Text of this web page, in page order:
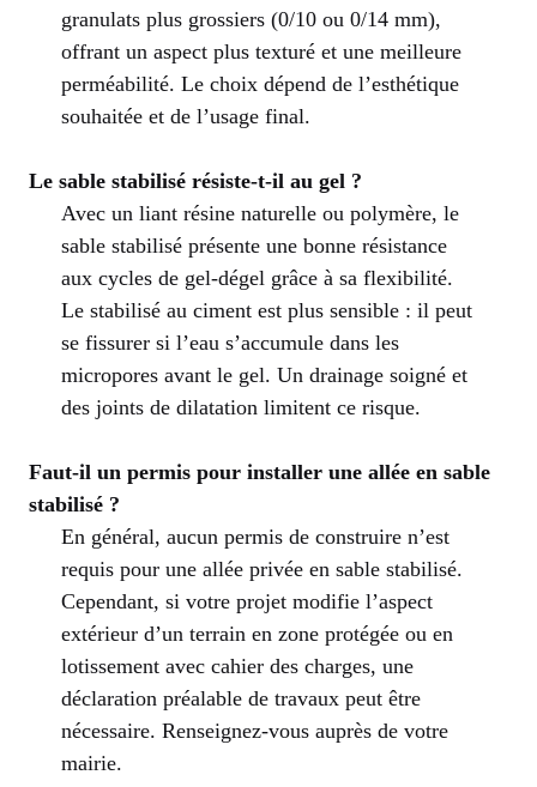
granulats plus grossiers (0/10 ou 0/14 mm),
offrant un aspect plus texturé et une meilleure
perméabilité. Le choix dépend de l’esthétique
souhaitée et de l’usage final.
Le sable stabilisé résiste-t-il au gel ?
Avec un liant résine naturelle ou polymère, le
sable stabilisé présente une bonne résistance
aux cycles de gel-dégel grâce à sa flexibilité.
Le stabilisé au ciment est plus sensible : il peut
se fissurer si l’eau s’accumule dans les
micropores avant le gel. Un drainage soigné et
des joints de dilatation limitent ce risque.
Faut-il un permis pour installer une allée en sable
stabilisé ?
En général, aucun permis de construire n’est
requis pour une allée privée en sable stabilisé.
Cependant, si votre projet modifie l’aspect
extérieur d’un terrain en zone protégée ou en
lotissement avec cahier des charges, une
déclaration préalable de travaux peut être
nécessaire. Renseignez-vous auprès de votre
mairie.